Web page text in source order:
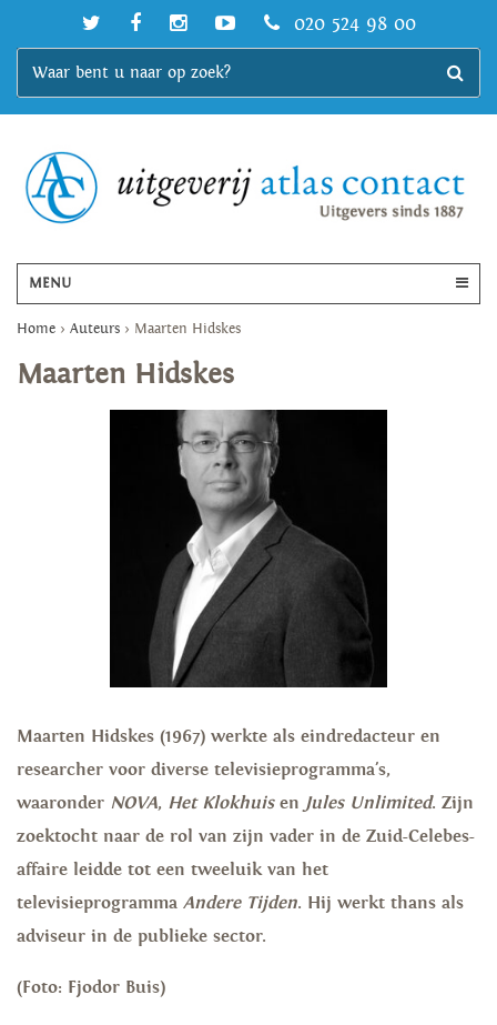
020 524 98 00
MENU
Home > Auteurs > Maarten Hidskes
Maarten Hidskes
Maarten Hidskes (1967) werkte als eindredacteur en
researcher voor diverse televisieprogramma's,
waaronder NOVA, Het Klokhuisen Jules Unlimited. Zijn
zoektocht naar de rol van zijn vader in de Zuid-Celebes-
affaire leidde tot een tweeluik van het
televisieprogramma Andere Tijden. Hij werkt thans als
adviseur in de publieke sector.
(Foto: Fjodor Buis)